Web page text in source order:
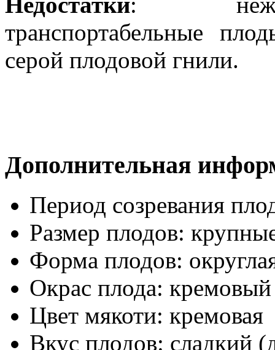
транспортабельные
серой плодовой гнили.
Дополнительная
Период созревания
Размер плодов:
Форма плодов:
Окрас плода: кремовый
Цвет мякоти: кремовая
Вкус плодов: сладкий